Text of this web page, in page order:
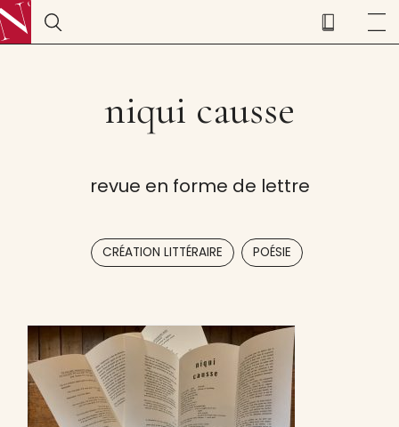
niqui causse
revue en forme de lettre
CRÉATION LITTÉRAIRE , POÉSIE